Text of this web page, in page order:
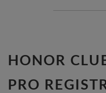
HONOR
PRO